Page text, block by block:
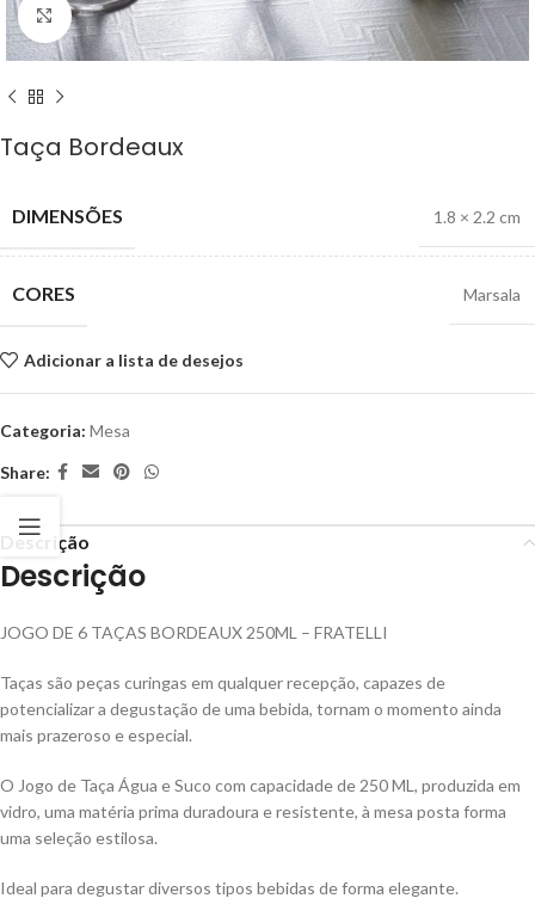
Ampliar
Taça Bordeaux
DIMENSÕES 1.8 × 2.2 cm
CORES Marsala
Adicionar a lista de desejos
Categoria: Mesa
Share:
Descrição
Descrição
JOGO DE 6 TAÇAS BORDEAUX 250ML – FRATELLI
Taças são peças curingas em qualquer recepção, capazes de
potencializar a degustação de uma bebida, tornam o momento ainda
mais prazeroso e especial.
O Jogo de Taça Água e Suco com capacidade de 250 ML, produzida em
vidro, uma matéria prima duradoura e resistente, à mesa posta forma
uma seleção estilosa.
Ideal para degustar diversos tipos bebidas de forma elegante.